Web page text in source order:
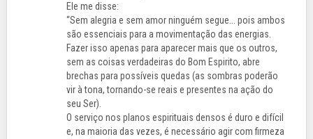
Ele me disse:
“Sem alegria e sem amor ninguém segue... pois ambos
são essenciais para a movimentação das energias.
Fazer isso apenas para aparecer mais que os outros,
sem as coisas verdadeiras do Bom Espirito, abre
brechas para possíveis quedas (as sombras poderão
vir à tona, tornando-se reais e presentes na ação do
seu Ser).
O serviço nos planos espirituais densos é duro e difícil
e, na maioria das vezes, é necessário agir com firmeza